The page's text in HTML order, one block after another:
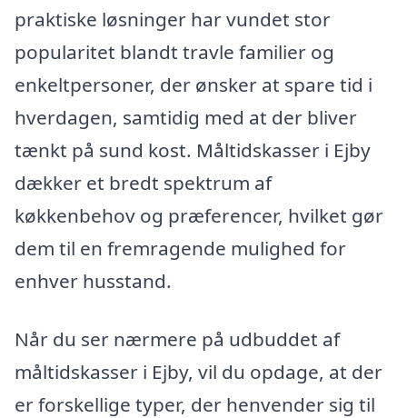
praktiske løsninger har vundet stor
popularitet blandt travle familier og
enkeltpersoner, der ønsker at spare tid i
hverdagen, samtidig med at der bliver
tænkt på sund kost. Måltidskasser i Ejby
dækker et bredt spektrum af
køkkenbehov og præferencer, hvilket gør
dem til en fremragende mulighed for
enhver husstand.
Når du ser nærmere på udbuddet af
måltidskasser i Ejby, vil du opdage, at der
er forskellige typer, der henvender sig til